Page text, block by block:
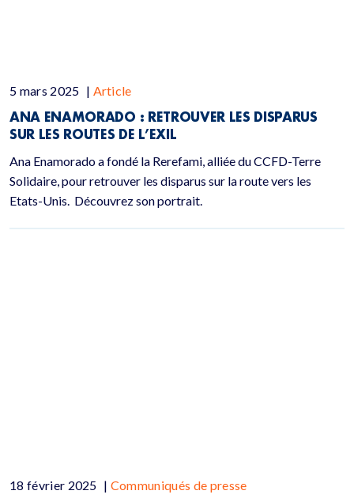
5 mars 2025 | Article
ANA ENAMORADO : RETROUVER LES DISPARUS
SUR LES ROUTES DE L’EXIL
Ana Enamorado a fondé la Rerefami, alliée du CCFD-Terre
Solidaire, pour retrouver les disparus sur la route vers les
Etats-Unis. Découvrez son portrait.
18 février 2025 | Communiqués de presse